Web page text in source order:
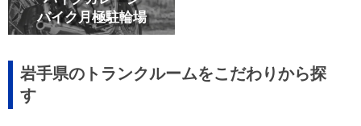
バイク月極駐輪場
岩手県のトランクルームをこだわりから探
す